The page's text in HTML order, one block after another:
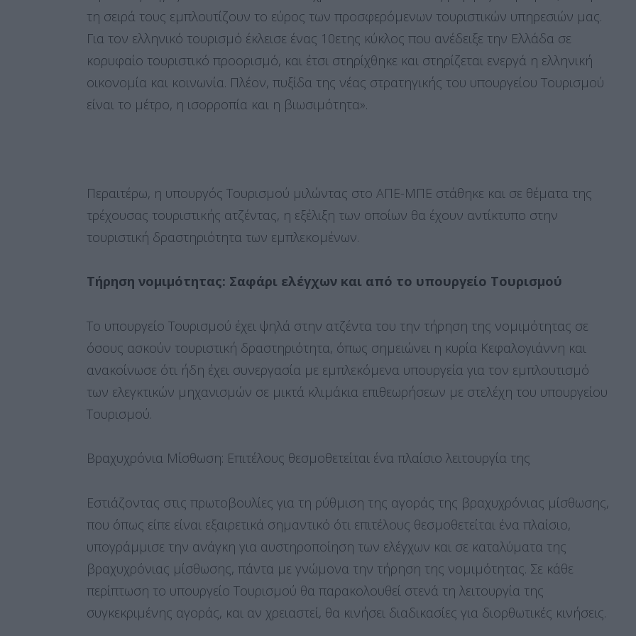
τη σειρά τους εμπλουτίζουν το εύρος των προσφερόμενων τουριστικών υπηρεσιών μας.
Για τον ελληνικό τουρισμό έκλεισε ένας 10ετης κύκλος που ανέδειξε την Ελλάδα σε
κορυφαίο τουριστικό προορισμό, και έτσι στηρίχθηκε και στηρίζεται ενεργά η ελληνική
οικονομία και κοινωνία. Πλέον, πυξίδα της νέας στρατηγικής του υπουργείου Τουρισμού
είναι το μέτρο, η ισορροπία και η βιωσιμότητα».
Περαιτέρω, η υπουργός Τουρισμού μιλώντας στο ΑΠΕ-ΜΠΕ στάθηκε και σε θέματα της
τρέχουσας τουριστικής ατζέντας, η εξέλιξη των οποίων θα έχουν αντίκτυπο στην
τουριστική δραστηριότητα των εμπλεκομένων.
Τήρηση νομιμότητας: Σαφάρι ελέγχων και από το υπουργείο Τουρισμού
Το υπουργείο Τουρισμού έχει ψηλά στην ατζέντα του την τήρηση της νομιμότητας σε
όσους ασκούν τουριστική δραστηριότητα, όπως σημειώνει η κυρία Κεφαλογιάννη και
ανακοίνωσε ότι ήδη έχει συνεργασία με εμπλεκόμενα υπουργεία για τον εμπλουτισμό
των ελεγκτικών μηχανισμών σε μικτά κλιμάκια επιθεωρήσεων με στελέχη του υπουργείου
Τουρισμού.
Βραχυχρόνια Μίσθωση: Επιτέλους θεσμοθετείται ένα πλαίσιο λειτουργία της
Εστιάζοντας στις πρωτοβουλίες για τη ρύθμιση της αγοράς της βραχυχρόνιας μίσθωσης,
που όπως είπε είναι εξαιρετικά σημαντικό ότι επιτέλους θεσμοθετείται ένα πλαίσιο,
υπογράμμισε την ανάγκη για αυστηροποίηση των ελέγχων και σε καταλύματα της
βραχυχρόνιας μίσθωσης, πάντα με γνώμονα την τήρηση της νομιμότητας. Σε κάθε
περίπτωση το υπουργείο Τουρισμού θα παρακολουθεί στενά τη λειτουργία της
συγκεκριμένης αγοράς, και αν χρειαστεί, θα κινήσει διαδικασίες για διορθωτικές κινήσεις.